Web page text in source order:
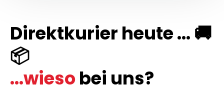
Direktkurier heute ... 🚚
📦
...wieso bei uns?